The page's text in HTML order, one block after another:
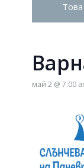
май 2 @ 7:00